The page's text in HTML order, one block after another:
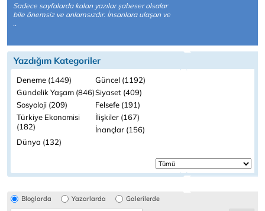
Sadece sayfalarda kalan yazılar şaheser olsalar
bile önemsiz ve anlamsızdır. İnsanlara ulaşan ve
..
Yazdığım Kategoriler
Deneme (1449)
Güncel (1192)
Gündelik Yaşam (846)Siyaset (409)
Sosyoloji (209)
Felsefe (191)
Türkiye Ekonomisi
(182)
İlişkiler (167)
İnançlar (156)
Dünya (132)
Bloglarda Yazarlarda Galerilerde